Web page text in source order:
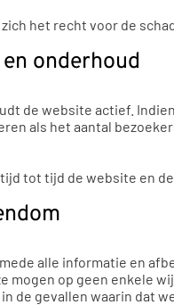
het recht voor de
onderhoud
de website actief.
als het aantal
tot tijd de website en
alle informatie en
mogen op geen enkele
de gevallen waarin dat